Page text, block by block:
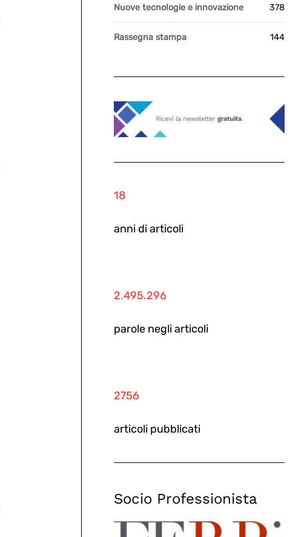
Nuove tecnologie e innovazione 378
Rassegna stampa 144
18
anni di articoli
2.495.296
parole negli articoli
2756
articoli pubblicati
Socio Professionista